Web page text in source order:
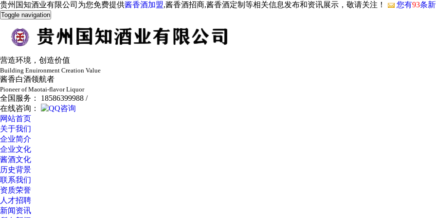
贵州国知酒业有限公司为您免费提供酱香酒加盟,酱香酒招商,酱香酒定制等相关信息发布和资讯展示，敬请关注！ 您有93条
Toggle navigation
营造环境，创造价值
Building Enuironment Creation Value
酱香白酒领航者
Pioneer of Maotai-flavor Liquor
全国服务： 18586399988 /
在线咨询：
网站首页
关于我们
企业简介
企业文化
酱酒文化
历史背景
联系我们
资质荣誉
人才招聘
新闻资讯